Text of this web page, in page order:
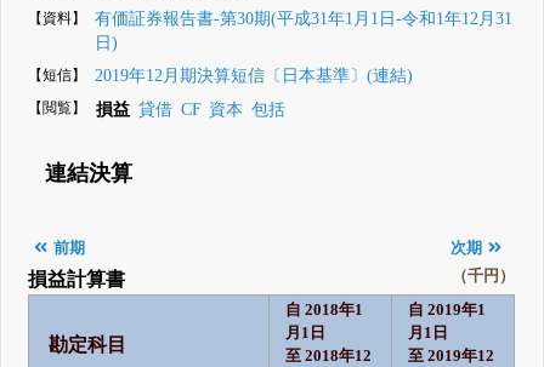
登録すると永久30%OFFと米株版の先行利用も付きます
【資料】
有価証券報告書-第30期(平成31年1月1日-令和1年12月31
日)
【短信】 2019年12月期決算短信〔日本基準〕(連結)
【閲覧】 損益 貸借 CF 資本 包括
連結決算
前期 次期
損益計算書 （千円）
勘定科目
自 2018年1
月1日
至 2018年12
自 2019年1
月1日
至 2019年12